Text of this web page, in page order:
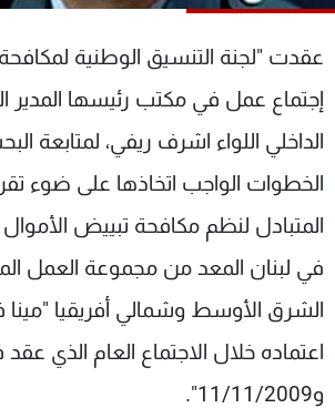
عقدت "لجنة التنسيق الوطنية
إجتماع عمل في مكتب رئيسها المدير
الداخلي اللواء اشرف ريفي، لمتابعة
الخطوات الواجب اتخاذها على ضوء
المتبادل لنظم مكافحة تبييض
في لبنان المعد من مجموعة العمل
الشرق الأوسط وشمالي أفريقيا "مينا
و11/11/2009".
الترددات
الإنـتـاج
لاعلاناتكم
تواصل معنا
شروط الإسـتخدام
سياسة